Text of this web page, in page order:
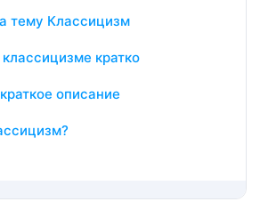
тему Классицизм
кратко
описание